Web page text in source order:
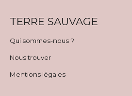
TERRE SAUVAGE
Qui sommes-nous ?
Nous trouver
Mentions légales